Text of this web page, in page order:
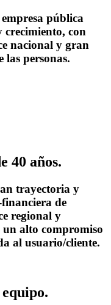
pública
crecimiento, con
nacional y gran
las personas.
40 años.
trayectoria y
de
regional y
alto compromiso
al usuario/cliente.